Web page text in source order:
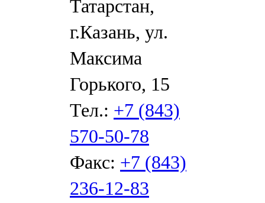
Татарстан,
г.Казань, ул.
Максима
Горького, 15
Тел.: +7 (843)
570-50-78
Факс: +7 (843)
236-12-83